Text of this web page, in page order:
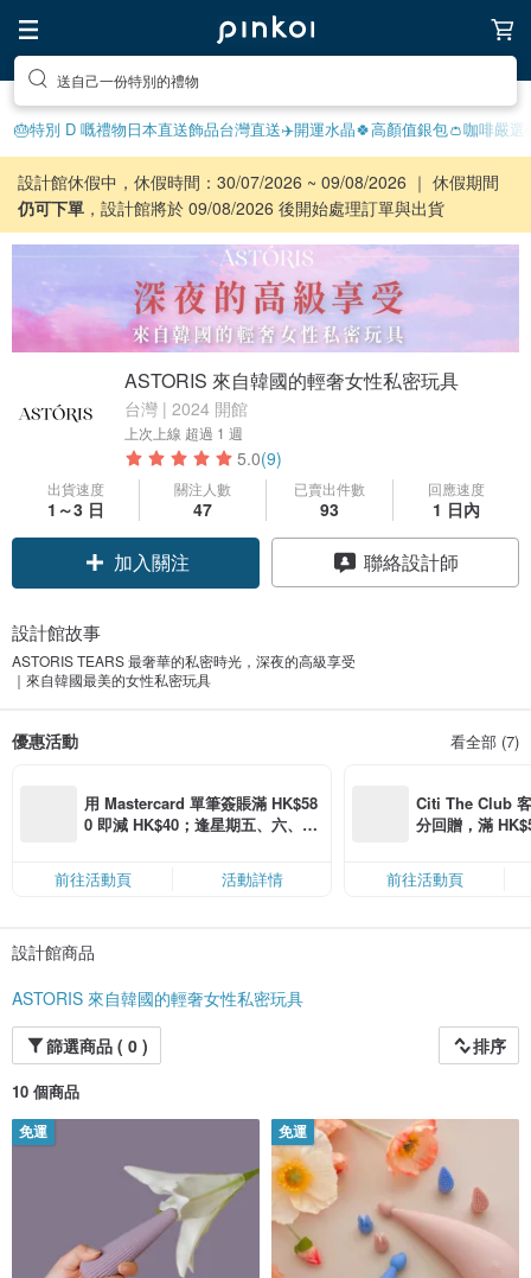
送自己一份特別的禮物
🎂特別 D 嘅禮物日本直送飾品台灣直送✈️開運水晶🍀高顏值銀包👛咖啡嚴選
設計館休假中，休假時間：30/07/2026 ~ 09/08/2026 ｜ 休假期間
仍可下單 ，設計館將於 09/08/2026 後開始處理訂單與出貨
ASTORIS 來自韓國的輕奢女性私密玩具
台灣 | 2024 開館
上次上線 超過 1 週
5.0(9)
出貨速度
1～3 日
關注人數
47
已賣出件數
93
回應速度
1 日內
加入關注 聯絡設計師
設計館故事
ASTORIS TEARS 最奢華的私密時光，深夜的高級享受
｜來自韓國最美的女性私密玩具
優惠活動 看全部 (7)
用 Mastercard 單筆簽賬滿 HK$58
0 即減 HK$40；逢星期五、六、日
限，額滿即止，僅限「常用信用
卡」結帳）
前往活動頁 活動詳情
Citi The Club
分回贈，滿
前往活動頁
設計館商品
ASTORIS 來自韓國的輕奢女性私密玩具
篩選商品 ( 0 )
排序
10 個商品
免運 免運